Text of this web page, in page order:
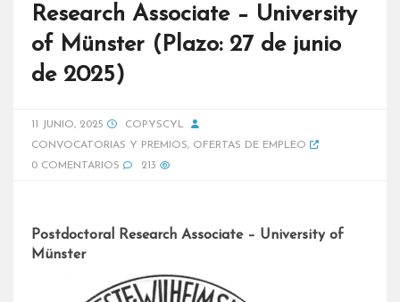
Research Associate – University
of Münster (Plazo: 27 de junio
de 2025)
11 JUNIO, 2025
COPYSCYL
CONVOCATORIAS Y PREMIOS, OFERTAS DE EMPLEO
0 COMENTARIOS
213
Postdoctoral Research Associate – University of
Münster